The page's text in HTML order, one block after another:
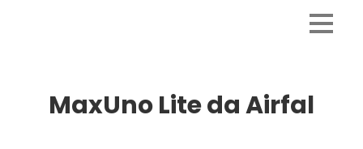
MaxUno Lite da Airfal